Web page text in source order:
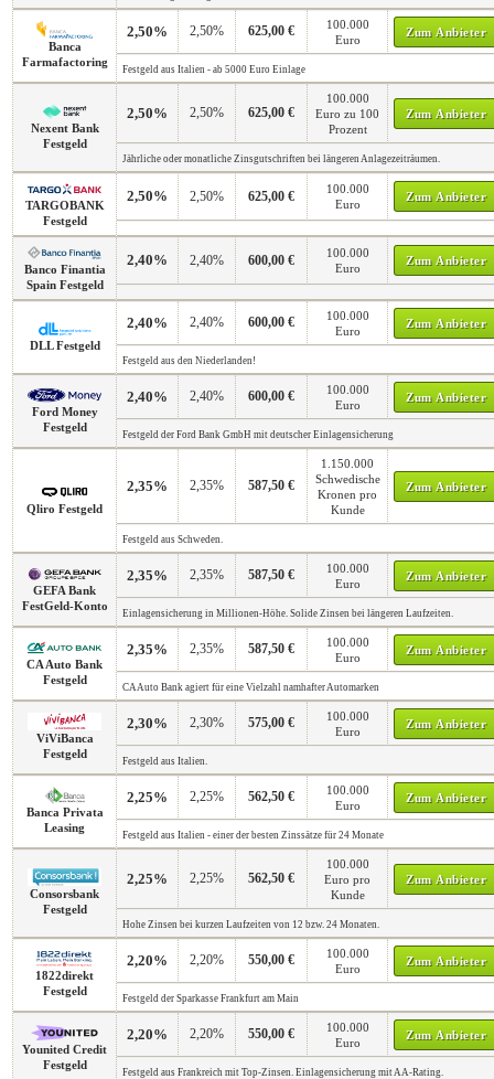
Banca
Farmafactoring
2,50% 2,50% 625,00 €
100.000
Euro
Zum Anbieter
Festgeld aus Italien - ab 5000 Euro Einlage
Nexent Bank
Festgeld
2,50% 2,50% 625,00 €
100.000
Euro zu 100
Prozent
Zum Anbieter
Jährliche oder monatliche Zinsgutschriften bei längeren Anlagezeiträumen.
TARGOBANK
Festgeld
2,50% 2,50% 625,00 €
100.000
Euro
Zum Anbieter
Banco Finantia
Spain Festgeld
2,40% 2,40% 600,00 €
100.000
Euro
Zum Anbieter
DLL Festgeld
2,40% 2,40% 600,00 €
100.000
Euro
Zum Anbieter
Festgeld aus den Niederlanden!
Ford Money
Festgeld
2,40% 2,40% 600,00 €
100.000
Euro
Zum Anbieter
Festgeld der Ford Bank GmbH mit deutscher Einlagensicherung
Qliro Festgeld
2,35% 2,35% 587,50 €
1.150.000
Schwedische
Kronen pro
Kunde
Zum Anbieter
Festgeld aus Schweden.
GEFA Bank
FestGeld-Konto
2,35% 2,35% 587,50 €
100.000
Euro
Zum Anbieter
Einlagensicherung in Millionen-Höhe. Solide Zinsen bei längeren Laufzeiten.
CA Auto Bank
Festgeld
2,35% 2,35% 587,50 €
100.000
Euro
Zum Anbieter
CA Auto Bank agiert für eine Vielzahl namhafter Automarken
ViViBanca
Festgeld
2,30% 2,30% 575,00 €
100.000
Euro
Zum Anbieter
Festgeld aus Italien.
Banca Privata
Leasing
2,25% 2,25% 562,50 €
100.000
Euro
Zum Anbieter
Festgeld aus Italien - einer der besten Zinssätze für 24 Monate
Consorsbank
Festgeld
2,25% 2,25% 562,50 €
100.000
Euro pro
Kunde
Zum Anbieter
Hohe Zinsen bei kurzen Laufzeiten von 12 bzw. 24 Monaten.
1822direkt
Festgeld
2,20% 2,20% 550,00 €
100.000
Euro
Zum Anbieter
Festgeld der Sparkasse Frankfurt am Main
Younited Credit
Festgeld
2,20% 2,20% 550,00 €
100.000
Euro
Zum Anbieter
Festgeld aus Frankreich mit Top-Zinsen. Einlagensicherung mit AA-Rating.